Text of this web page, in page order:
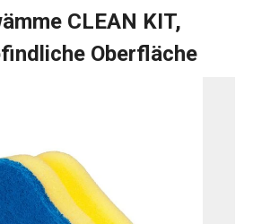
CLEAN KIT,
Oberfläche